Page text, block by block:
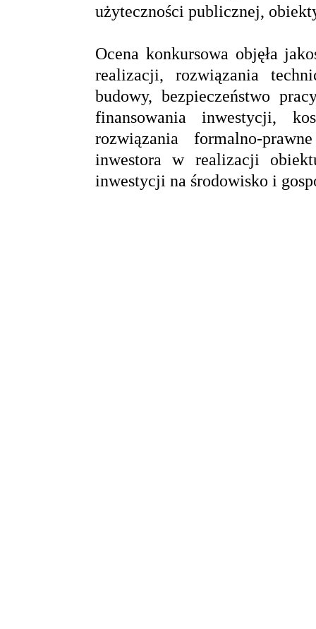
użyteczności publicznej,
Ocena konkursowa objęła
realizacji, rozwiązania
budowy, bezpieczeństwo
finansowania inwestycji,
rozwiązania formalno-
inwestora w realizacji
inwestycji na środowisko i